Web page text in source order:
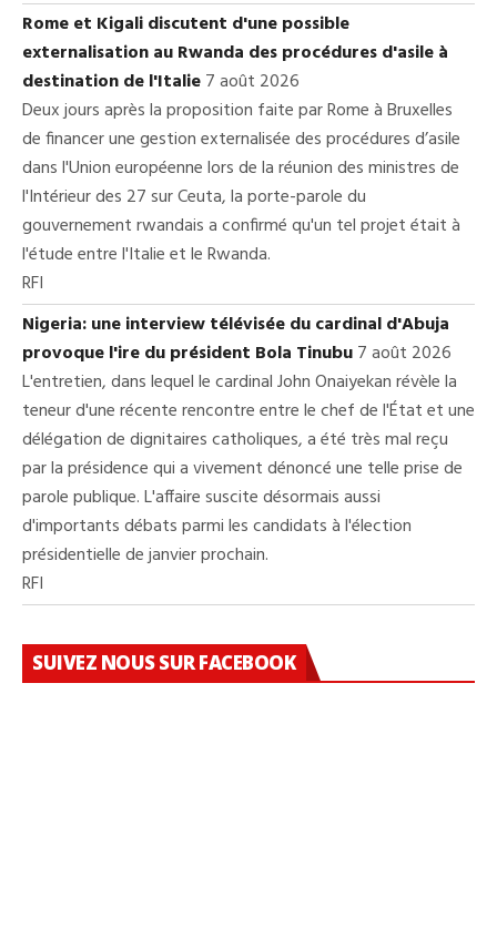
Rome et Kigali discutent d'une possible
externalisation au Rwanda des procédures d'asile à
destination de l'Italie7 août 2026
Deux jours après la proposition faite par Rome à Bruxelles
de financer une gestion externalisée des procédures d’asile
dans l'Union européenne lors de la réunion des ministres de
l'Intérieur des 27 sur Ceuta, la porte-parole du
gouvernement rwandais a confirmé qu'un tel projet était à
l'étude entre l'Italie et le Rwanda.
RFI
Nigeria: une interview télévisée du cardinal d'Abuja
provoque l'ire du président Bola Tinubu7 août 2026
L'entretien, dans lequel le cardinal John Onaiyekan révèle la
teneur d'une récente rencontre entre le chef de l'État et une
délégation de dignitaires catholiques, a été très mal reçu
par la présidence qui a vivement dénoncé une telle prise de
parole publique. L'affaire suscite désormais aussi
d'importants débats parmi les candidats à l'élection
présidentielle de janvier prochain.
RFI
SUIVEZ NOUS SUR FACEBOOK